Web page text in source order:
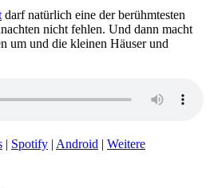
darf natürlich eine der berühmtesten
nicht fehlen. Und dann macht
um und die kleinen Häuser und
| Spotify | Android | Weitere